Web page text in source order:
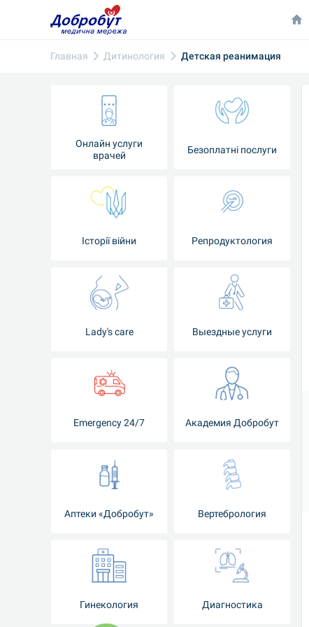
Главная Дитинология Детская реанимация
Онлайн услуги
врачей
Безоплатні послуги
Iсторії війни Репродуктология
Lady's care Выездные услуги
Emergency 24/7 Академия Добробут
Аптеки «Добробут» Вертебрология
Гинекология Диагностика